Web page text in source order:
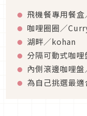
飛機餐專用餐
咖哩圈圈／
湖畔／kohan
分隔可動式咖
內側滾邊咖哩
為自己挑選最適